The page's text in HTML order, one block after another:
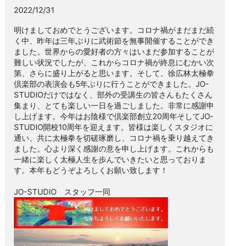
2022/12/31
明けましておめでとうございます。コロナ禍がまだまだ続
く中、昨年は三年ぶりに武術節を無事開催することができ
ました。世界からの愛好者の方々はいまだ参加することが
難しい状況でしたが、これからコロナ禍が終息にむかい次
第、さらに盛り上がると思います。そして、徐広林太極拳
倶楽部の表演会も5年ぶりに行うことができました。JO-
STUDIOだけではなく、部外の受講生の皆さんもたくさん
集まり、とても楽しい一日を過ごしました。非常に感謝申
し上げます。今年はお陰様で倶楽部創立20周年そしてJO-
STUDIO開校10周年を迎えます。皆様は楽しくスタジオに
通い、共に太極拳を切磋琢磨し、コロナ禍を乗り越えてき
ました。心より深く感謝の意を申し上げます。これからも
一緒に楽しく太極人生を歩んでいきたいと思っておりま
す。本年もどうぞよろしくお願い致します！
JO-STUDIO スタッフ一同